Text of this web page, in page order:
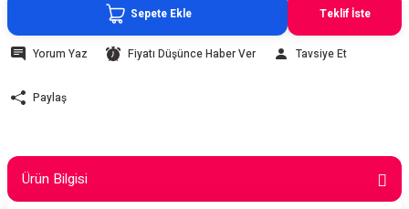
Sepete Ekle Teklif İste
Yorum Yaz Fiyatı Düşünce Haber Ver Tavsiye Et
Paylaş
Ürün Bilgisi